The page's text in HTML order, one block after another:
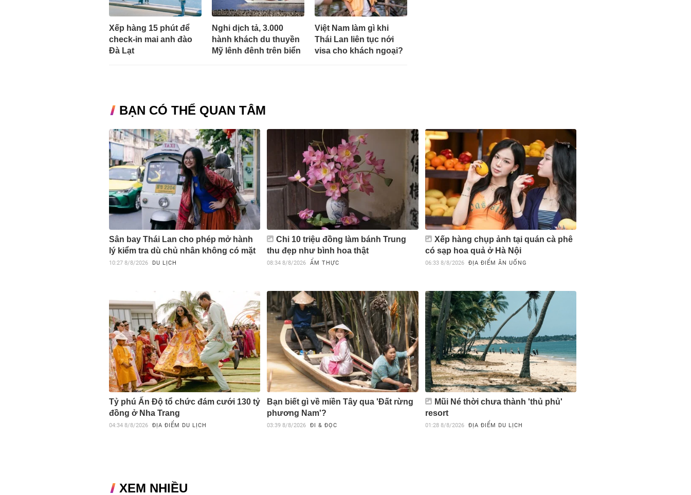
Xếp hàng 15 phút để
check-in mai anh đào
Đà Lạt
Nghi dịch tả, 3.000
hành khách du thuyền
Mỹ lênh đênh trên biển
Việt Nam làm gì khi
Thái Lan liên tục nới
visa cho khách ngoại?
BẠN CÓ THỂ QUAN TÂM
Sân bay Thái Lan cho phép mở hành
lý kiểm tra dù chủ nhân không có mặt
10:27 8/8/2026 DU LỊCH
Chi 10 triệu đồng làm bánh Trung
thu đẹp như bình hoa thật
08:34 8/8/2026 ẨM THỰC
Xếp hàng chụp ảnh tại quán cà phê
có sạp hoa quả ở Hà Nội
06:33 8/8/2026 ĐỊA ĐIỂM ĂN UỐNG
Tỷ phú Ấn Độ tổ chức đám cưới 130 tỷ
đồng ở Nha Trang
04:34 8/8/2026 ĐỊA ĐIỂM DU LỊCH
Bạn biết gì về miền Tây qua 'Đất rừng
phương Nam'?
03:39 8/8/2026 ĐI & ĐỌC
Mũi Né thời chưa thành 'thủ phủ'
resort
01:28 8/8/2026 ĐỊA ĐIỂM DU LỊCH
XEM NHIỀU